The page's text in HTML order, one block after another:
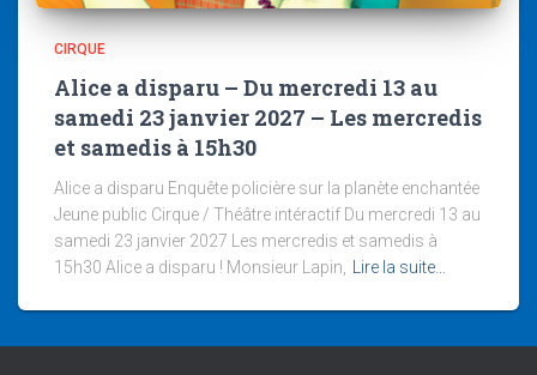
CIRQUE
Alice a disparu – Du mercredi 13 au
samedi 23 janvier 2027 – Les mercredis
et samedis à 15h30
Alice a disparu Enquête policière sur la planète enchantée
Jeune public Cirque / Théâtre intéractif Du mercredi 13 au
samedi 23 janvier 2027 Les mercredis et samedis à
15h30 Alice a disparu ! Monsieur Lapin,
Lire la suite…